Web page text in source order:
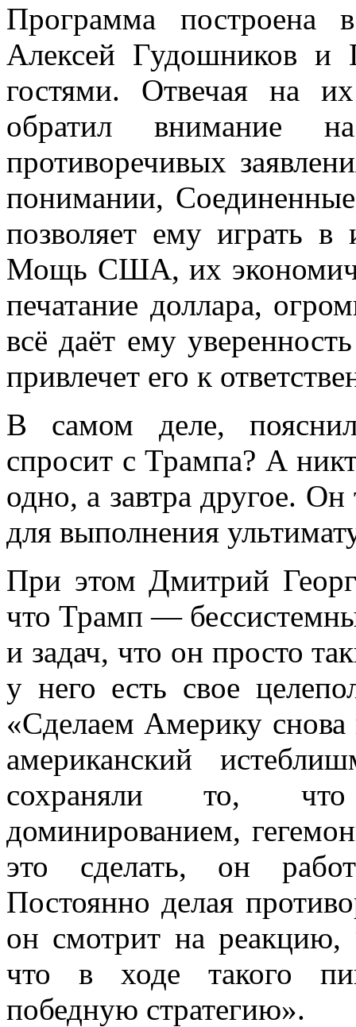
Программа
Алексей Гудошников и
гостями. Отвечая на
обратил внимание
противоречивых
понимании,
позволяет ему играть в
Мощь США, их
печатание доллара,
всё даёт ему
привлечет его к
В самом деле,
спросит с Трампа? А
одно, а завтра другое. Он
для выполнения
При этом Дмитрий
что Трамп —
и задач, что он просто
у него есть свое
«Сделаем Америку снова
американский
сохраняли то, что
доминированием,
это сделать, он
Постоянно делая
он смотрит на реакцию,
что в ходе такого
победную стратегию».